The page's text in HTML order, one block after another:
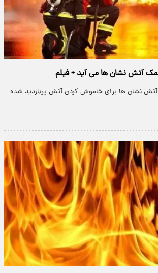
آتش نشان ها می آید + فیلم
نشان ها برای خاموش کردن آتش پربازدید شده